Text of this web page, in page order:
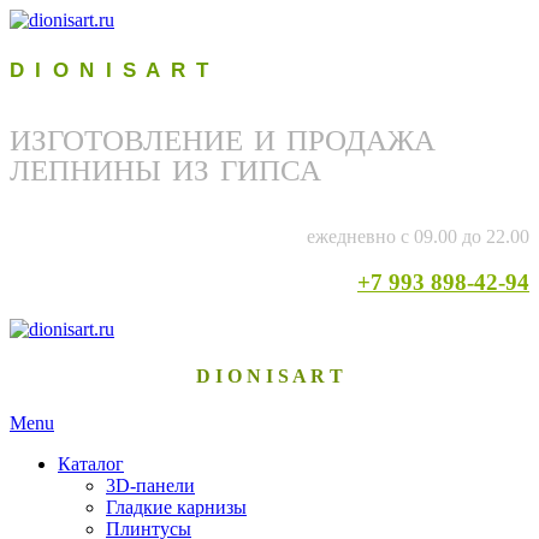
D I O N I S A R T
ИЗГОТОВЛЕНИЕ И ПРОДАЖА
ЛЕПНИНЫ ИЗ ГИПСА
ежедневно с 09.00 до 22.00
+7 993 898-42-94
D I O N I S A R T
Menu
Каталог
3D-панели
Гладкие карнизы
Плинтусы